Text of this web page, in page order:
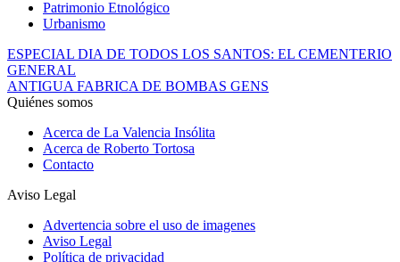
Patrimonio Etnológico
Urbanismo
ESPECIAL DIA DE TODOS LOS SANTOS: EL CEMENTERIO
GENERAL
ANTIGUA FABRICA DE BOMBAS GENS
Quiénes somos
Acerca de La Valencia Insólita
Acerca de Roberto Tortosa
Contacto
Aviso Legal
Advertencia sobre el uso de imagenes
Aviso Legal
Política de privacidad